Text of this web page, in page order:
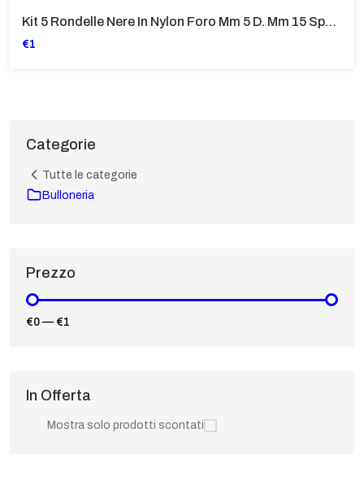
Kit 5 Rondelle Nere In Nylon Foro Mm 5 D. Mm 15 Spessore Mm 3,5 Vari Montaggi Per BMW Vari Modelli
€1
Categorie
Tutte le categorie
Bulloneria
Prezzo
€0 — €1
In Offerta
Mostra solo prodotti scontati